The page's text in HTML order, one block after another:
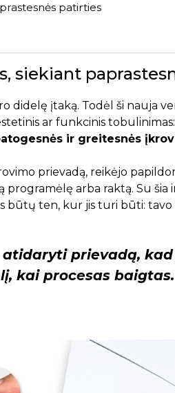
patirties
siekiant
didelę įtaką. Todėl ši nauja
ar funkcinis tobulinimas:
ir greitesnės
prievadą, reikėjo
arba raktą. Su šia
būtų ten, kur jis turi būti: tavo
prievadą,
kai procesas